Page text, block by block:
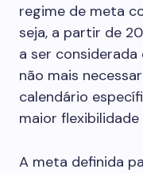
regime de meta
seja, a partir de
a ser
não mais
calendário
maior
A meta definida